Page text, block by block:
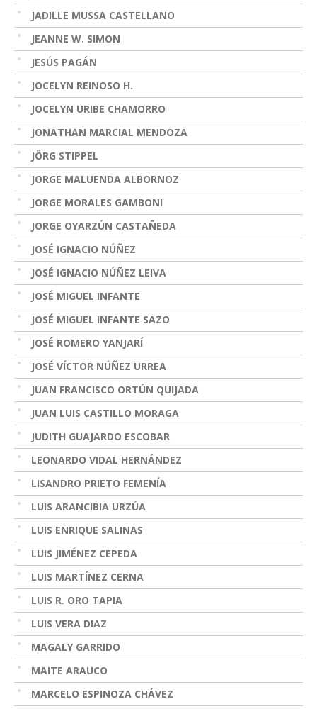
JADILLE MUSSA CASTELLANO
JEANNE W. SIMON
JESÚS PAGÁN
JOCELYN REINOSO H.
JOCELYN URIBE CHAMORRO
JONATHAN MARCIAL MENDOZA
JÖRG STIPPEL
JORGE MALUENDA ALBORNOZ
JORGE MORALES GAMBONI
JORGE OYARZÚN CASTAÑEDA
JOSÉ IGNACIO NÚÑEZ
JOSÉ IGNACIO NÚÑEZ LEIVA
JOSÉ MIGUEL INFANTE
JOSÉ MIGUEL INFANTE SAZO
JOSÉ ROMERO YANJARÍ
JOSÉ VÍCTOR NÚÑEZ URREA
JUAN FRANCISCO ORTÚN QUIJADA
JUAN LUIS CASTILLO MORAGA
JUDITH GUAJARDO ESCOBAR
LEONARDO VIDAL HERNÁNDEZ
LISANDRO PRIETO FEMENÍA
LUIS ARANCIBIA URZÚA
LUIS ENRIQUE SALINAS
LUIS JIMÉNEZ CEPEDA
LUIS MARTÍNEZ CERNA
LUIS R. ORO TAPIA
LUIS VERA DIAZ
MAGALY GARRIDO
MAITE ARAUCO
MARCELO ESPINOZA CHÁVEZ